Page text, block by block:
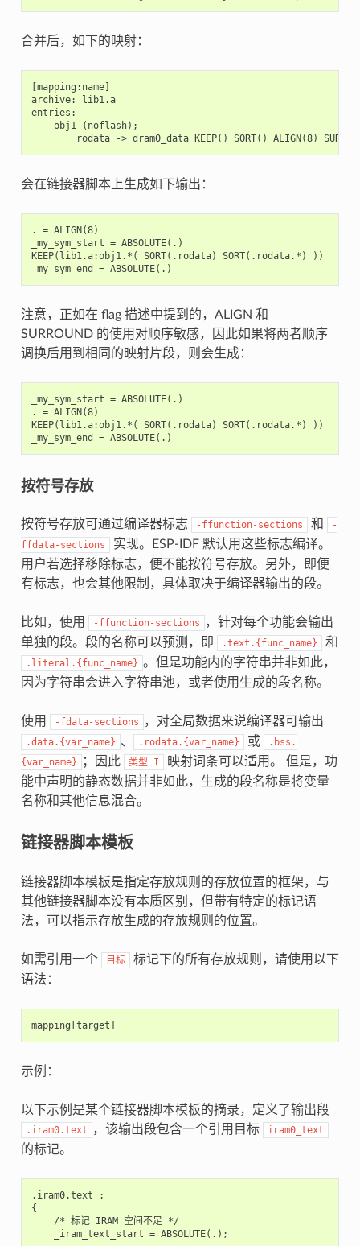
合并后，如下的映射：
[mapping:name]
archive: lib1.a
entries:
    obj1 (noflash);
会在链接器脚本上生成如下输出：
. = ALIGN(8)
_my_sym_start = ABSOLUTE(.)
KEEP(lib1.a:obj1.*( SORT(.rodata) SORT(.rodata.*) ))
注意，正如在 flag 描述中提到的，ALIGN 和
SURROUND 的使用对顺序敏感，因此如果将两者顺序
调换后用到相同的映射片段，则会生成：
_my_sym_start = ABSOLUTE(.)
. = ALIGN(8)
KEEP(lib1.a:obj1.*( SORT(.rodata) SORT(.rodata.*) ))
按符号存放
按符号存放可通过编译器标志 -ffunction-sections 和
-
ffdata-sections
实现。ESP-IDF 默认用这些标志编译。
用户若选择移除标志，便不能按符号存放。另外，即便
有标志，也会其他限制，具体取决于编译器输出的段。
比如，使用 -ffunction-sections
，针对每个功能会输出
单独的段。段的名称可以预测，即
.text.{func_name} 和
.literal.{func_name} 。但是功能内的字符串并非如此，
因为字符串会进入字符串池，或者使用生成的段名称。
使用 -fdata-sections ，对全局数据来说编译器可输出
.data.{var_name} 、 .rodata.{var_name} 或
.bss.
{var_name}
；因此 类型 I
映射词条可以适用。 但是，功
能中声明的静态数据并非如此，生成的段名称是将变量
名称和其他信息混合。
链接器脚本模板
链接器脚本模板是指定存放规则的存放位置的框架，与
其他链接器脚本没有本质区别，但带有特定的标记语
法，可以指示存放生成的存放规则的位置。
如需引用一个 目标
标记下的所有存放规则，请使用以下
语法：
示例：
以下示例是某个链接器脚本模板的摘录，定义了输出段
.iram0.text ，该输出段包含一个引用目标 iram0_text
的标记。
.iram0.text :
{
    /* 标记 IRAM 空间不足 */
    _iram_text_start = ABSOLUTE(.);